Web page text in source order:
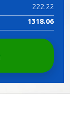
222.22
1318.06